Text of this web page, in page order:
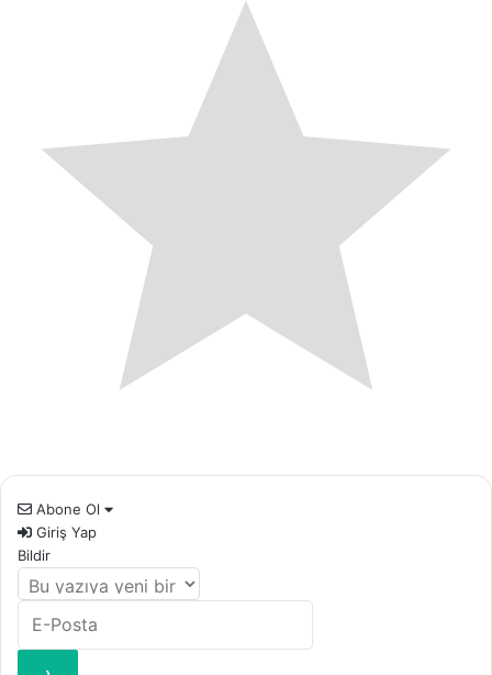
Abone Ol
Giriş Yap
Bildir